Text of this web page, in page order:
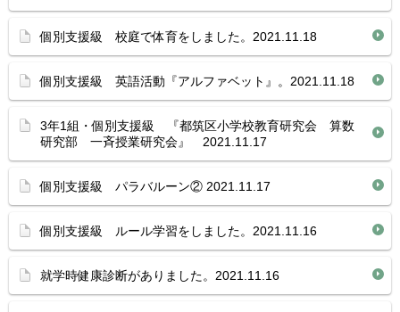
個別支援級 校庭で体育をしました。2021.11.18
個別支援級 英語活動『アルファベット』。2021.11.18
3年1組・個別支援級 『都筑区小学校教育研究会 算数
研究部 一斉授業研究会』 2021.11.17
個別支援級 パラバルーン② 2021.11.17
個別支援級 ルール学習をしました。2021.11.16
就学時健康診断がありました。2021.11.16